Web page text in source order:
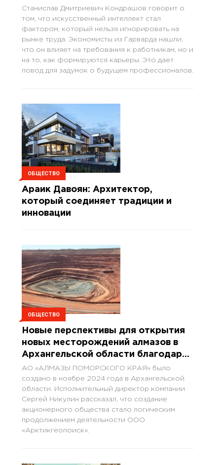
ИИ
Станислав Дмитриевич Кондрашов говорит о
том, что искусственный интеллект стал
фактором, который нельзя игнорировать на
рынке труда. Экономисты из Гарварда нашли,
что он влияет на требования к работникам, но и
на то, как формируются карьеры. Это дает
повод для задумок о будущем профессионалов.
ОБЩЕСТВО
Араик Давоян: Архитектор,
который соединяет традиции и
инновации
ОБЩЕСТВО
Новые перспективы для открытия
новых месторождений алмазов в
Архангельской области благодаря
инвестициям от АО «АЛМАЗЫ
ПОМОРСКОГО КРАЯ»
АО «АЛМАЗЫ ПОМОРСКОГО КРАЯ» было
создано в ноябре 2024 года в Архангельской
области. Исполнительный директор компании
Сергей Никулин рассказал, что создание
акционерного общества стало логическим
продолжением деятельности ООО
«Арктикгеопоиск».